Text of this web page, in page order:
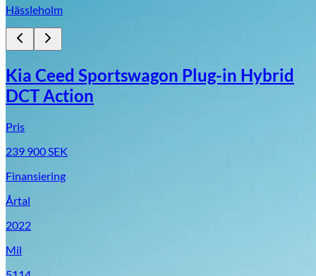
Hässleholm
Kia Ceed Sportswagon Plug-in Hybrid
DCT Action
Pris
239 900SEK
Finansiering
Årtal
2022
Mil